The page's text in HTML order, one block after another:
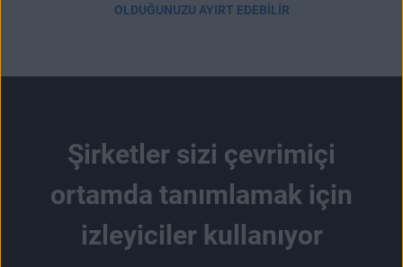
OLDUĞUNUZU AYIRT EDEBILIR
Şirketler sizi çevrimiçi
ortamda tanımlamak için
izleyiciler kullanıyor